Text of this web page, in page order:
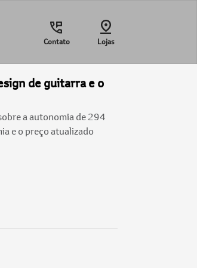
Contato Lojas
de guitarra e o
a autonomia de 294
e o preço atualizado